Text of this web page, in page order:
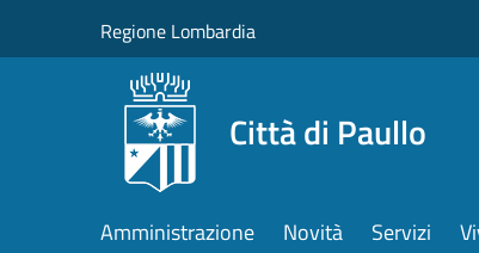
Regione Lombardia
Città di Paullo
Amministrazione Novità Servizi